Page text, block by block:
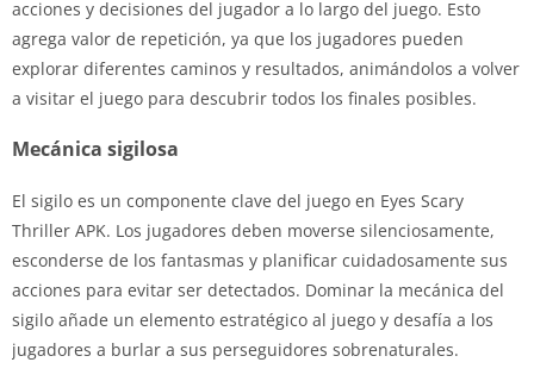
acciones y decisiones del jugador a lo largo del juego. Esto
agrega valor de repetición, ya que los jugadores pueden
explorar diferentes caminos y resultados, animándolos a volver
a visitar el juego para descubrir todos los finales posibles.
Mecánica sigilosa
El sigilo es un componente clave del juego en Eyes Scary
Thriller APK. Los jugadores deben moverse silenciosamente,
esconderse de los fantasmas y planificar cuidadosamente sus
acciones para evitar ser detectados. Dominar la mecánica del
sigilo añade un elemento estratégico al juego y desafía a los
jugadores a burlar a sus perseguidores sobrenaturales.